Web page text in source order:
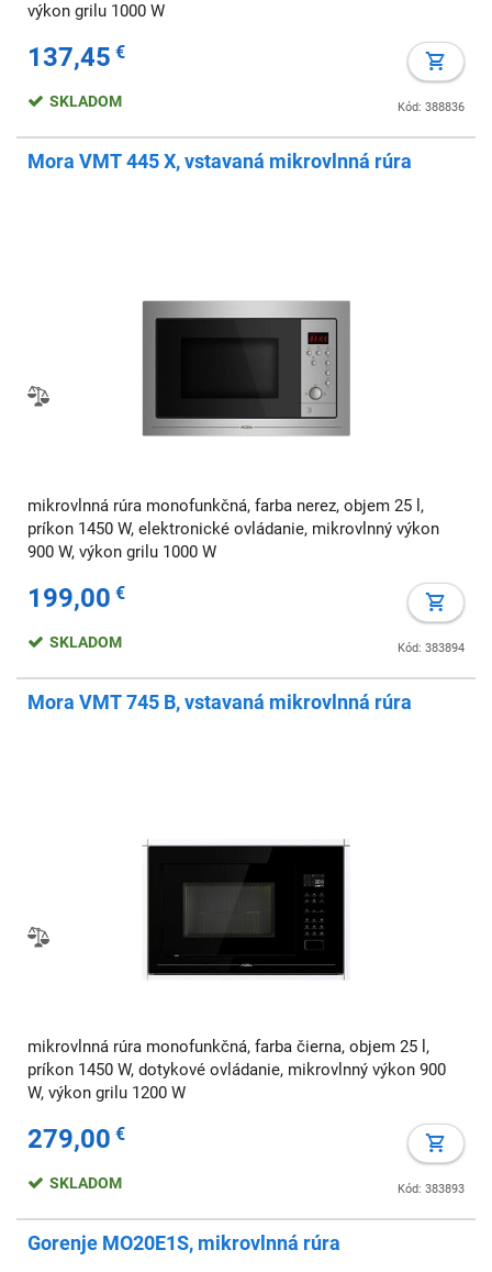
výkon grilu 1000 W
137,45 €
Kód: 388836
SKLADOM
Mora VMT 445 X, vstavaná mikrovlnná rúra
mikrovlnná rúra monofunkčná, farba nerez, objem 25 l,
príkon 1450 W, elektronické ovládanie, mikrovlnný výkon
900 W, výkon grilu 1000 W
199,00 €
Kód: 383894
SKLADOM
Mora VMT 745 B, vstavaná mikrovlnná rúra
mikrovlnná rúra monofunkčná, farba čierna, objem 25 l,
príkon 1450 W, dotykové ovládanie, mikrovlnný výkon 900
W, výkon grilu 1200 W
279,00 €
Kód: 383893
SKLADOM
Gorenje MO20E1S, mikrovlnná rúra